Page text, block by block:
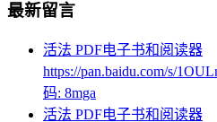
最新留言
活法 PDF电子书和阅读器
https://pan.baidu.com/s/
码: 8mga
活法 PDF电子书和阅读器